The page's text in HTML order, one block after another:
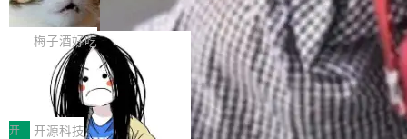
但对于金融、能源、医疗等对数据安全要求较...
Token花在哪里、算力是否被充分利用，以及持
续增长的AI成本该如何优化。 深信服AI算力网关
正是围绕这些实际问题，从Token治理和成本治
理两个方面，让用户的每一份算力都看得清、管
得住、用得稳、省得下、更安全！ 一、从现在开
始，Token使用一目...
不是一个人走。一同离开的还有 Sanjay Ghema
wat（Google 员工编号 23，Jeff Dean 二十多
年的编程搭档，MapReduce 和 Bigtable 的共同
作者）、Quoc Le（Google 大脑核心成员，Se
q2Seq 和 DocAI 的共同发明人）以及 Oriol Vin
yals（Gemini 联合负责人，AlphaSta...
字体可调、22 种语言、记忆搜索增强
打开终端就能上岗的全中文编码智能体，这一轮
把「看得清、用母语、记得住」三件事一次补
齐。 SolonCode 是什么 SolonCode 是杭州无
耳科技研发的企业级终端编码智能体——一位全
中文驱动的数字员工，自主理解需求、规划步
骤、编写代码。不挑模型、不挑平台，curl 一行
梅子酒好吃
让“代码语义理解”深度释放AI Coding
价值潜能：华为云码道（CodeArts）
代码仓技术解析
一、代码仓深度理解技术的作用与价值 在软件工
程实践中，代码仓是企业核心知识资产的主要载
开 开源科技